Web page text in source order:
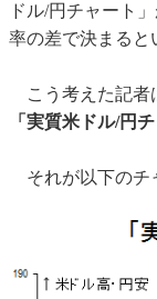
ドル/円チャート
率の差で決まると
こう考えた記者
「実質米ドル/円
それが以下のチ